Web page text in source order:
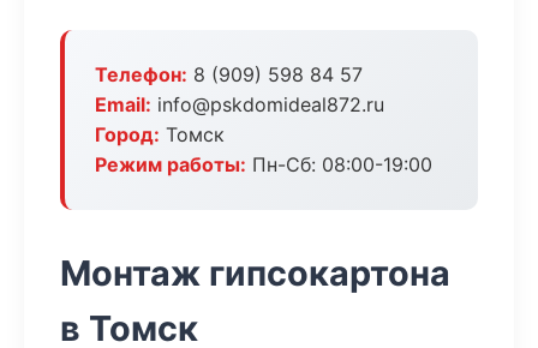
Телефон: 8 (909) 598 84 57
Email: info@pskdomideal872.ru
Город: Томск
Режим работы: Пн-Сб: 08:00-19:00
Монтаж гипсокартона
в Томск